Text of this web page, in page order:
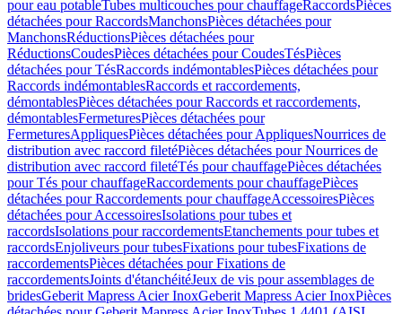
pour eau potableTubes multicouches pour chauffageRaccordsPièces
détachées pour RaccordsManchonsPièces détachées pour
ManchonsRéductionsPièces détachées pour
RéductionsCoudesPièces détachées pour CoudesTésPièces
détachées pour TésRaccords indémontablesPièces détachées pour
Raccords indémontablesRaccords et raccordements,
démontablesPièces détachées pour Raccords et raccordements,
démontablesFermeturesPièces détachées pour
FermeturesAppliquesPièces détachées pour AppliquesNourrices de
distribution avec raccord filetéPièces détachées pour Nourrices de
distribution avec raccord filetéTés pour chauffagePièces détachées
pour Tés pour chauffageRaccordements pour chauffagePièces
détachées pour Raccordements pour chauffageAccessoiresPièces
détachées pour AccessoiresIsolations pour tubes et
raccordsIsolations pour raccordementsEtanchements pour tubes et
raccordsEnjoliveurs pour tubesFixations pour tubesFixations de
raccordementsPièces détachées pour Fixations de
raccordementsJoints d'étanchéitéJeux de vis pour assemblages de
bridesGeberit Mapress Acier InoxGeberit Mapress Acier InoxPièces